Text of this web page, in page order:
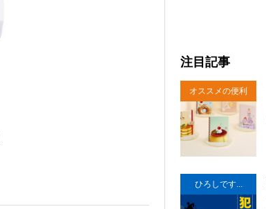
注目記事
オススメの便利
商品
ひろしです...